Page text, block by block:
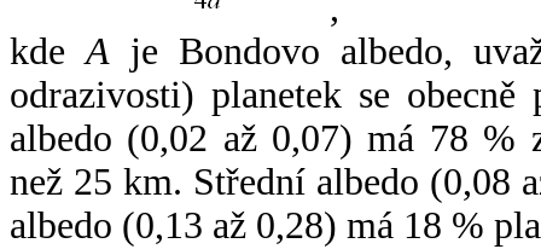
kdeA je Bondovo albedo,
odrazivosti) planetek se
albedo (0,02 až 0,07) má 78 %
než 25 km. Střední albedo (0,08
albedo (0,13 až 0,28) má 18 %